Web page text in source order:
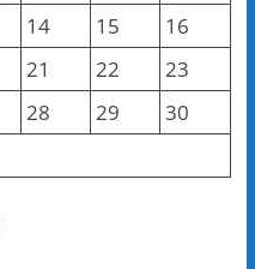
14 15
16
21 22
23
28 29
30